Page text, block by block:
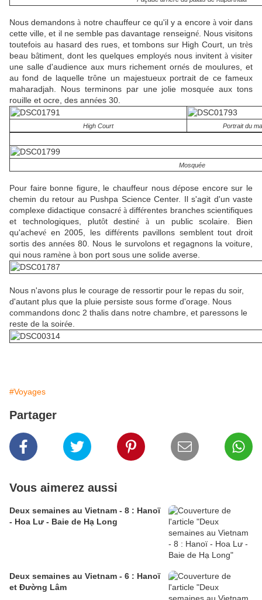
Nous demandonsà notre chauffeur ce qu'il y a encore àvoir dans
cette ville, et il ne semble pas davantage renseigné. Nous visitons
toutefois au hasard des rues, et tombons sur High Court, un très
beau bâtiment, dont les quelques employés nous invitent à visiter
une salle d'audience aux murs richement ornés de moulures, et
au fond de laquelle trône un majestueux portrait de ce fameux
maharadjah. Nous terminons par une jolie mosquée aux tons
rouille et ocre, des années 30.
High Court Portrait du
Mosquée
Pour faire bonne figure, le chauffeur nous dépose encore sur le
chemin du retour au Pushpa Science Center. Il s'agit d'un vaste
complexe didactique consacré à différentes branches scientifiques
et technologiques, plutôt destiné à un public scolaire. Bien
qu'achevé en 2005, les différents pavillons semblent tout droit
sortis des années 80. Nous le survolons et regagnons la voiture,
qui nous ramène à bon port sous une solide averse.
Nous n'avons plus le courage de ressortir pour le repas du soir,
d'autant plus que la pluie persiste sous forme d'orage. Nous
commandons donc 2 thalis dans notre chambre, et paressons le
reste de la soirée.
#Voyages
Partager
Vous aimerez aussi
Deux semaines au Vietnam - 8 : Hanoï
- Hoa Lư - Baie de Hạ Long
Deux semaines au Vietnam - 6 : Hanoï
et Đường Lâm